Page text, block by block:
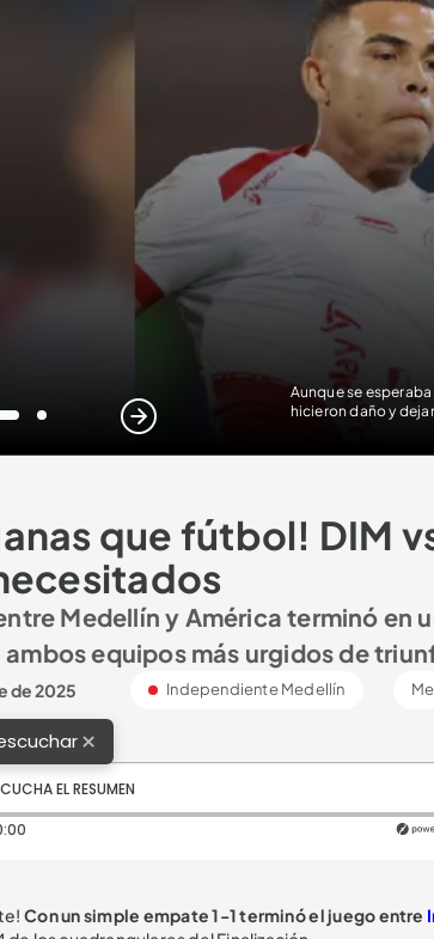
Aunque se
hicieron daño y
2
que fútbol! DIM
Medellín y América terminó en
ambos equipos más urgidos de
de 2025 Independiente Medellín
×
EL RESUMEN
Con un simple empate 1-1 terminó el juego entre